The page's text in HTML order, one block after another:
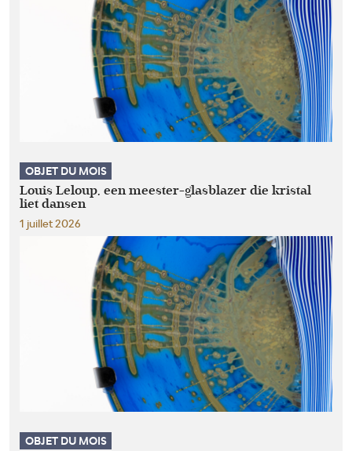
OBJET DU MOIS
Louis Leloup, een meester-glasblazer die kristal
liet dansen
1 juillet 2026
OBJET DU MOIS